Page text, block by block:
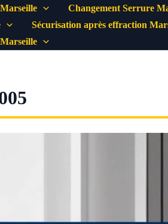
Changement Serrure
Sécurisation après effraction